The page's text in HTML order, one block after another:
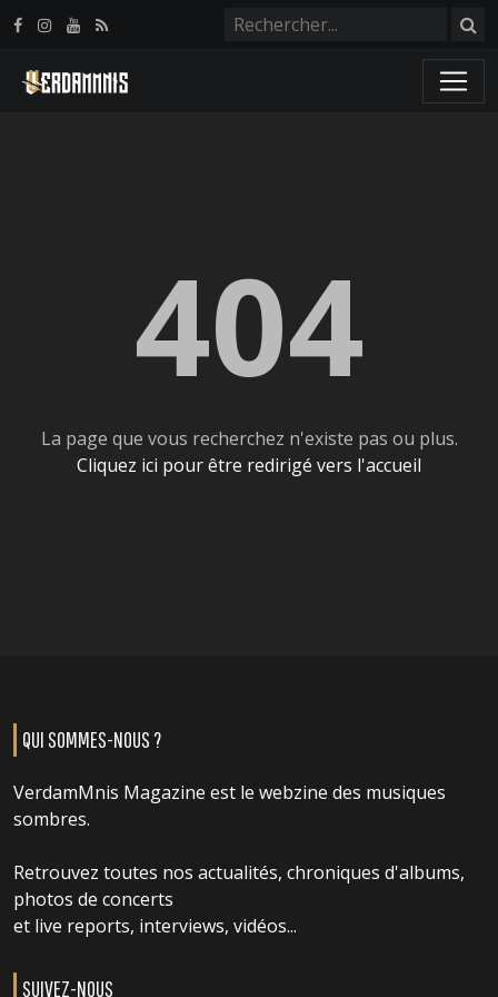
404
La page que vous recherchez n'existe pas ou plus.
Cliquez ici pour être redirigé vers l'accueil
QUI SOMMES-NOUS ?
VerdamMnis Magazine est le webzine des musiques
sombres.
Retrouvez toutes nos actualités, chroniques d'albums,
photos de concerts
et live reports, interviews, vidéos...
SUIVEZ-NOUS
Panneau de gestion des cookies